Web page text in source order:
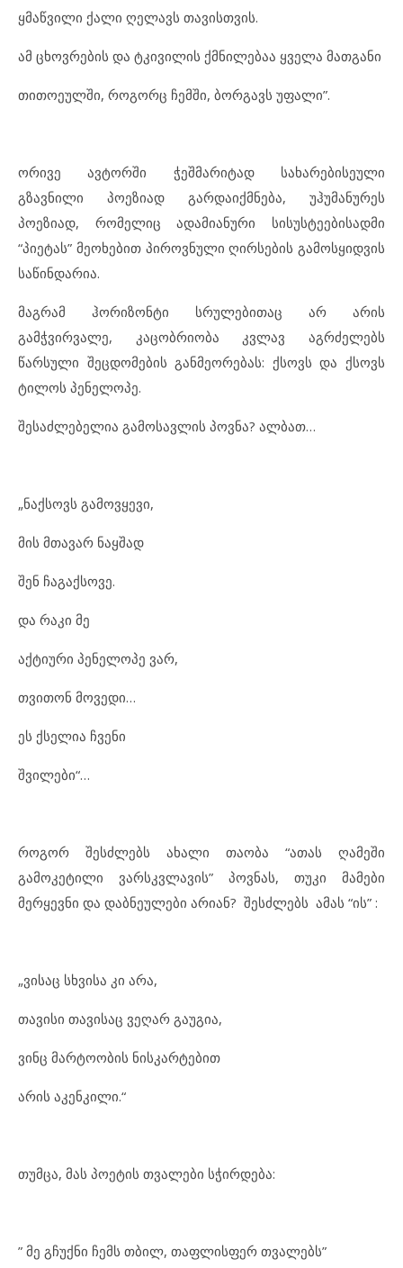
ყმაწვილი ქალი ღელავს თავისთვის.
ამ ცხოვრების და ტკივილის ქმნილებაა ყველა მათგანი
თითოეულში, როგორც ჩემში, ბორგავს უფალი”.
ორივე ავტორში ჭეშმარიტად სახარებისეული
გზავნილი პოეზიად გარდაიქმნება, უჰუმანურეს
პოეზიად, რომელიც ადამიანური სისუსტეებისადმი
“პიეტას” მეოხებით პიროვნული ღირსების გამოსყიდვის
საწინდარია.
მაგრამ ჰორიზონტი სრულებითაც არ არის
გამჭვირვალე, კაცობრიობა კვლავ აგრძელებს
წარსული შეცდომების განმეორებას: ქსოვს და ქსოვს
ტილოს პენელოპე.
შესაძლებელია გამოსავლის პოვნა? ალბათ…
„ნაქსოვს გამოვყევი,
მის მთავარ ნაყშად
შენ ჩაგაქსოვე.
და რაკი მე
აქტიური პენელოპე ვარ,
თვითონ მოვედი…
ეს ქსელია ჩვენი
შვილები“…
როგორ შესძლებს ახალი თაობა “ათას ღამეში
გამოკეტილი ვარსკვლავის” პოვნას, თუკი მამები
მერყევნი და დაბნეულები არიან? შესძლებს ამას “ის” :
„ვისაც სხვისა კი არა,
თავისი თავისაც ვეღარ გაუგია,
ვინც მარტოობის ნისკარტებით
არის აკენკილი.“
თუმცა, მას პოეტის თვალები სჭირდება:
” მე გჩუქნი ჩემს თბილ, თაფლისფერ თვალებს”